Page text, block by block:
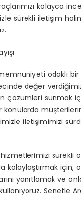
kolayca
sürekli iletişim
odaklı
değer
çözümleri sunmak
iletişimimizi
sürekli
kolaylaştırmak için,
yanıtlamak ve